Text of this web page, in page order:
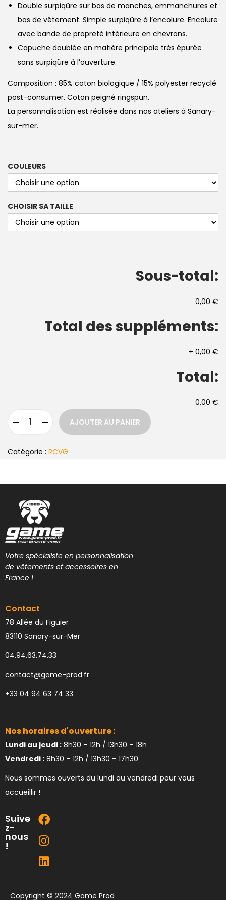
Double surpiqûre sur bas de manches, emmanchures et
bas de vêtement. Simple surpiqûre à l’encolure. Encolure
avec bande de propreté intérieure en chevrons.
Capuche doublée en matière principale très épurée
sans surpiqûre à l’ouverture.
Composition : 85% coton biologique / 15% polyester recyclé
post-consumer. Coton peigné ringspun.
La personnalisation est réalisée dans nos ateliers à Sanary-
sur-mer.
COULEURS
CHOISIR SA TAILLE
Sous-total:
0,00 €
Total des suppléments:
+ 0,00 €
Total:
0,00 €
AJOUTER AU PANIER
Catégorie : RCVG
Votre spécialiste en personnalisation
de vêtements et accessoires en
France !
Contact
78 Allée du Figuier
83110 Sanary-sur-Mer
04.94.63.74.33
contact@game-prod.fr
+33 04 94 63 74 33
Nos horaires d'ouverture :
Lundi au jeudi : 8h30 – 12h / 13h30 – 18h
Vendredi : 8h30 – 12h / 13h30 – 17h30
Nous sommes ouverts du lundi au vendredi pour vous
accueillir !
Suive
z-
nous
!
Copyright © 2024 Game Prod